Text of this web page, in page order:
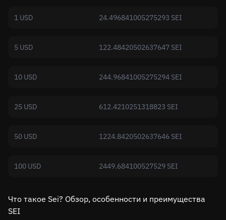
1 USD 24.496841005275293 SEI
5 USD 122.48420502637647 SEI
10 USD 244.96841005275294 SEI
25 USD 612.4210251318823 SEI
50 USD 1224.8420502637646 SEI
100 USD 2449.684100527529 SEI
Что такое Sei? Обзор, особенности и преимущества
SEI